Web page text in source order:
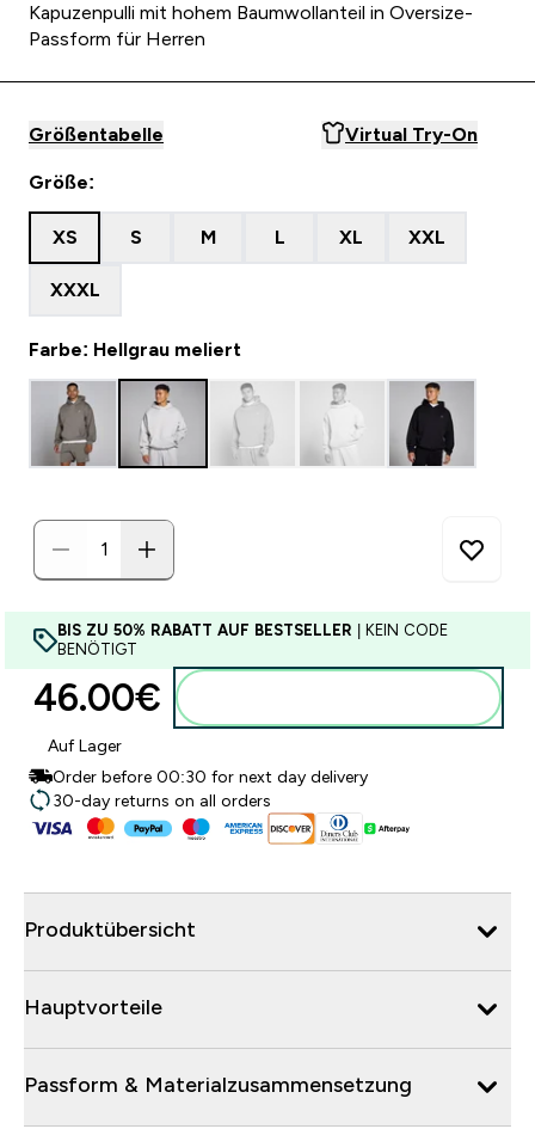
Kapuzenpulli mit hohem Baumwollanteil in Oversize-
Passform für Herren
Größentabelle Virtual Try-On
Größe:
XS S M L XL XXL
XXXL
Farbe: Hellgrau meliert
BIS ZU 50% RABATT AUF BESTSELLER | KEIN CODE
BENÖTIGT
46.00€‎
Auf Lager
Order before 00:30 for next day delivery
30-day returns on all orders
Produktübersicht
Hauptvorteile
Passform & Materialzusammensetzung